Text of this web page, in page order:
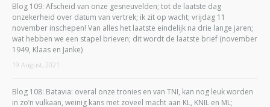
Blog 109: Afscheid van onze gesneuvelden; tot de laatste dag
onzekerheid over datum van vertrek; ik zit op wacht; vrijdag 11
november inschepen! Van alles het laatste eindelijk na drie lange jaren;
wat hebben we een stapel brieven; dit wordt de laatste brief (november
1949, Klaas en Janke)
19 August, 2021
Blog 108: Batavia: overal onze tronies en van TNI, kan nog leuk worden
in zo’n vulkaan, weinig kans met zoveel macht aan KL, KNIL en ML;